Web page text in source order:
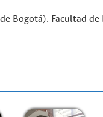
Bogotá). Facultad de